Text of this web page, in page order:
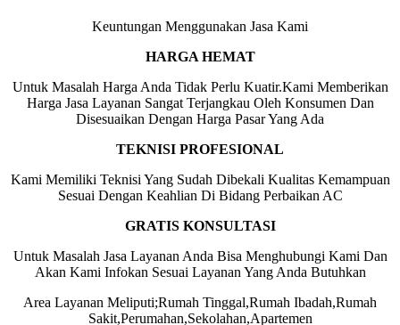
Keuntungan Menggunakan Jasa Kami
HARGA HEMAT
Untuk Masalah Harga Anda Tidak Perlu Kuatir.Kami Memberikan
Harga Jasa Layanan Sangat Terjangkau Oleh Konsumen Dan
Disesuaikan Dengan Harga Pasar Yang Ada
TEKNISI PROFESIONAL
Kami Memiliki Teknisi Yang Sudah Dibekali Kualitas Kemampuan
Sesuai Dengan Keahlian Di Bidang Perbaikan AC
GRATIS KONSULTASI
Untuk Masalah Jasa Layanan Anda Bisa Menghubungi Kami Dan
Akan Kami Infokan Sesuai Layanan Yang Anda Butuhkan
Area Layanan Meliputi;Rumah Tinggal,Rumah Ibadah,Rumah
Sakit,Perumahan,Sekolahan,Apartemen